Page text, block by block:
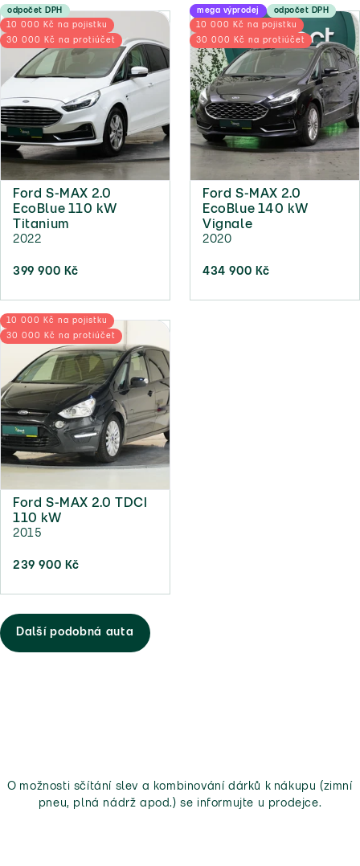
odpočet DPH
10 000 Kč na pojistku
30 000 Kč na protiúčet
Ford S-MAX 2.0
EcoBlue 110 kW
Titanium
2022
399 900 Kč
mega výprodej
odpočet DPH
10 000 Kč na pojistku
30 000 Kč na protiúčet
Ford S-MAX 2.0
EcoBlue 140 kW
Vignale
2020
434 900 Kč
10 000 Kč na pojistku
30 000 Kč na protiúčet
Ford S-MAX 2.0 TDCI
110 kW
2015
239 900 Kč
Další podobná auta
O možnosti sčítání slev a kombinování dárků k nákupu (zimní
pneu, plná nádrž apod.) se informujte u prodejce.